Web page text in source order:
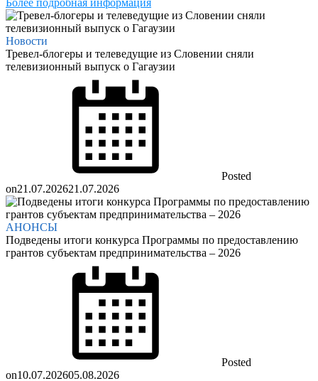
Новости
Тревел-блогеры и телеведущие из Словении сняли
телевизионный выпуск о Гагаузии
Posted
on21.07.202621.07.2026
АНОНСЫ
Подведены итоги конкурса Программы по предоставлению
грантов субъектам предпринимательства – 2026
Posted
on10.07.202605.08.2026